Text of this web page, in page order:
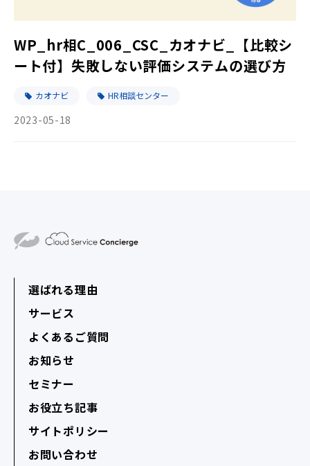
WP_hr相C_006_CSC_カオナビ_【比較シ
ート付】失敗しない評価システムの選び方
カオナビ HR相談センター
2023-05-18
選ばれる理由
サービス
よくあるご質問
お知らせ
セミナー
お役立ち記事
サイトポリシー
お問い合わせ